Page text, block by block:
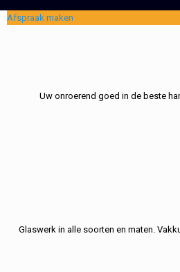
Afspraak maken
Uw onroerend goed in de beste
Glaswerk in alle soorten en maten.